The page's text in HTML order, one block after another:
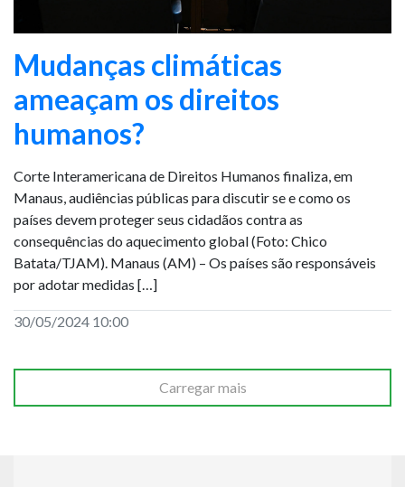
Mudanças climáticas
ameaçam os direitos
humanos?
Corte Interamericana de Direitos Humanos finaliza, em
Manaus, audiências públicas para discutir se e como os
países devem proteger seus cidadãos contra as
consequências do aquecimento global (Foto: Chico
Batata/TJAM). Manaus (AM) – Os países são responsáveis
por adotar medidas […]
30/05/2024 10:00
Carregar mais